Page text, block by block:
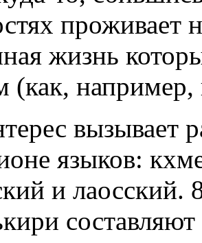
проживает
жизнь
(как, например,
вызывает
языков:
и лаосский.
составляют